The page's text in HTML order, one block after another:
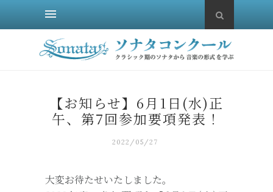
【お知らせ】6月1日(水)正
午、第7回参加要項発表！
2022/05/27
大変お待たせいたしました。